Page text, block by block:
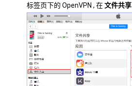
标签页下的 OpenVPN , 在文件共享